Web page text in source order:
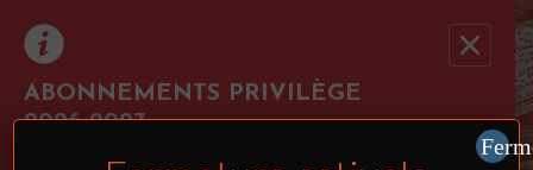
ABONNEMENTS PRIVILÈGE
2026-2027